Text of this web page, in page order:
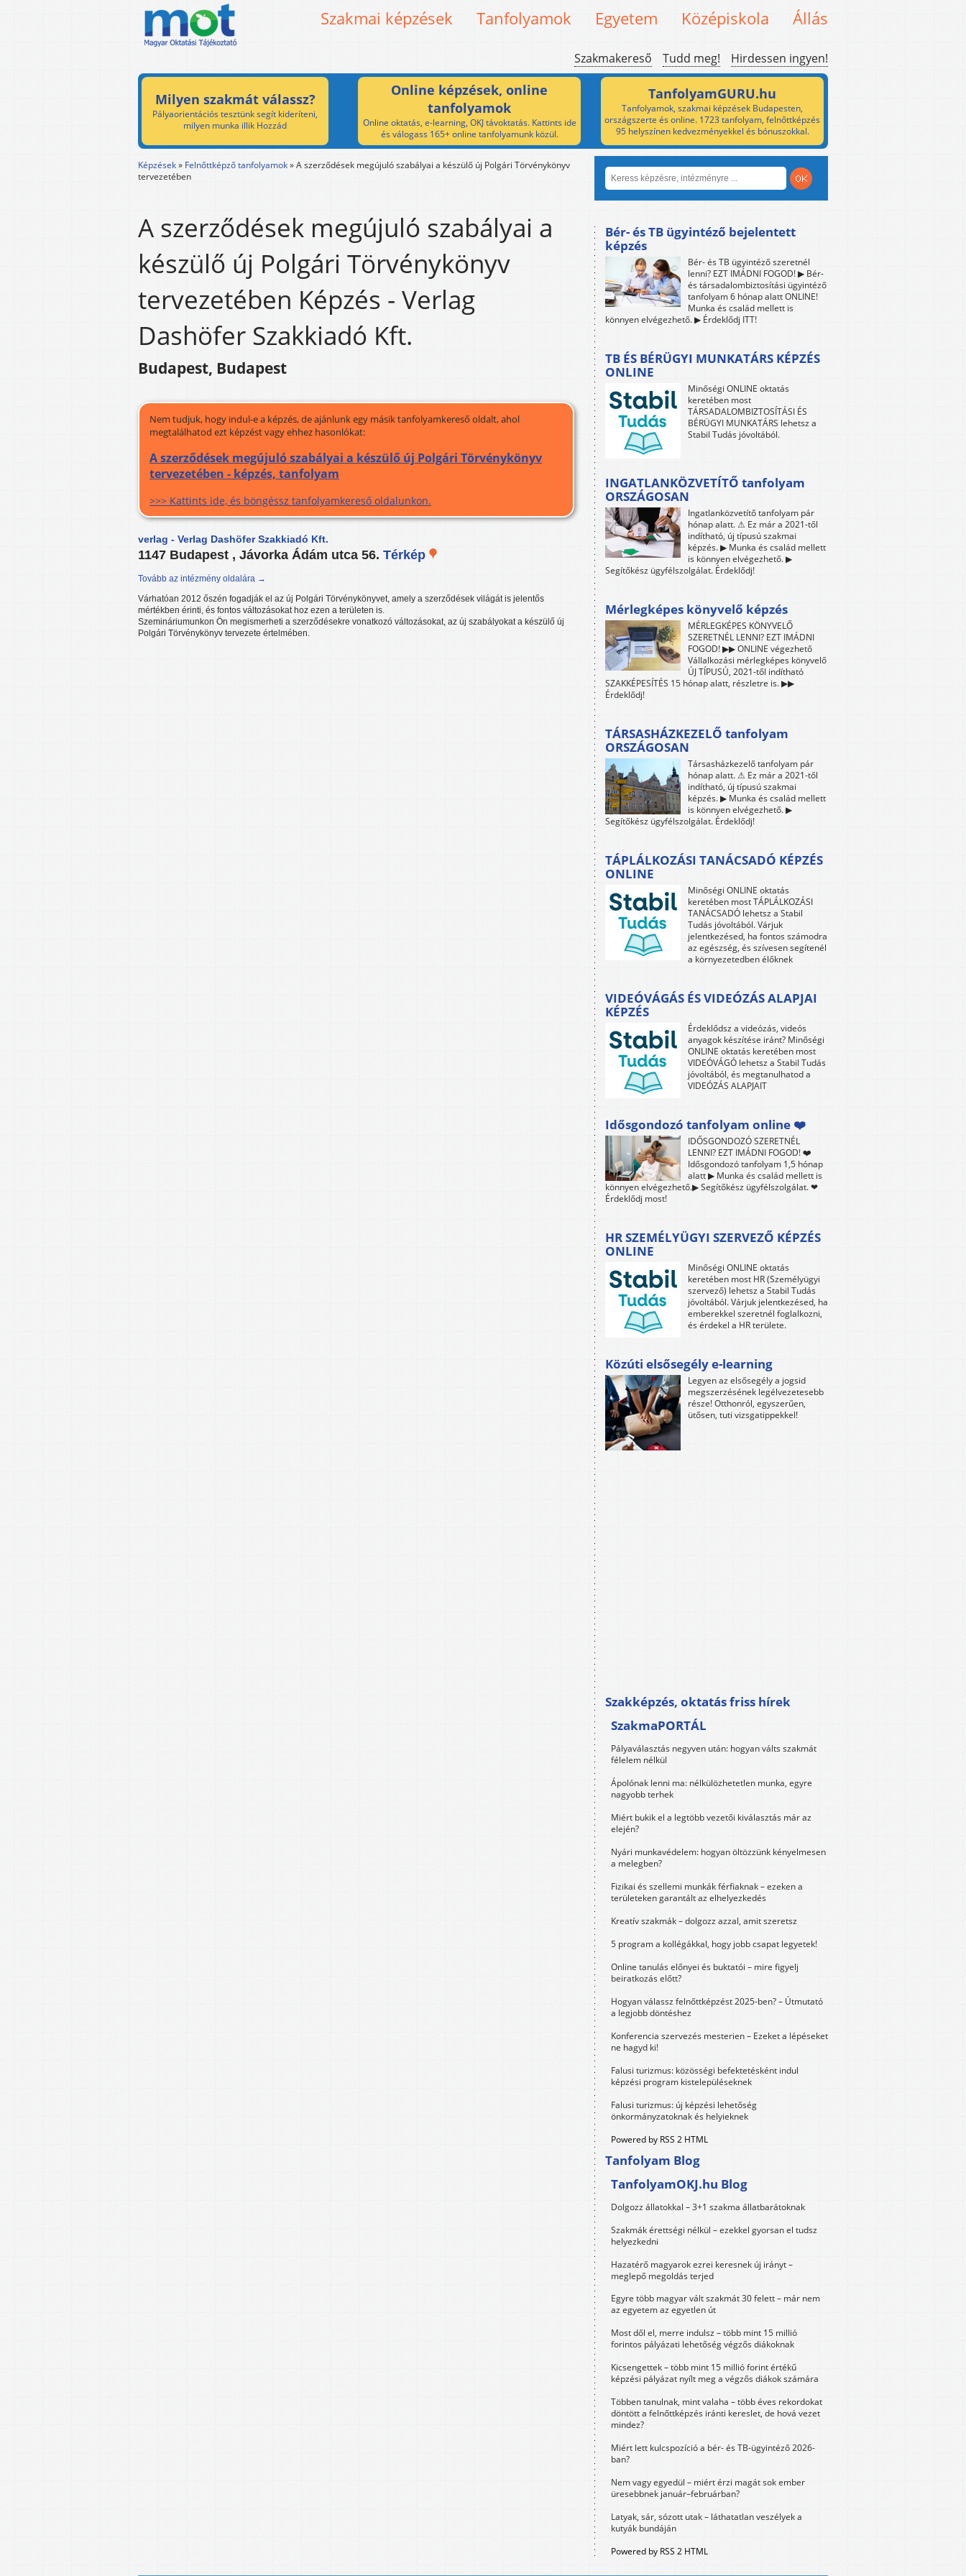
Szakmai képzések Tanfolyamok Egyetem Középiskola Állás
Szakmakereső Tudd meg! Hirdessen ingyen!
Milyen szakmát válassz?
Pályaorientációs tesztünk segít kideríteni,
milyen munka illik Hozzád
Online képzések, online
tanfolyamok
Online oktatás, e-learning, OKJ távoktatás. Kattints ide
és válogass 165+ online tanfolyamunk közül.
TanfolyamGURU.hu
Tanfolyamok, szakmai képzések Budapesten,
országszerte és online. 1723 tanfolyam, felnőttképzés
95 helyszínen kedvezményekkel és bónuszokkal.
Képzések» Felnőttképző tanfolyamok»A szerződések megújuló szabályai a készülő új Polgári Törvénykönyv
tervezetében
A szerződések megújuló szabályai a
készülő új Polgári Törvénykönyv
tervezetében Képzés - Verlag
Dashöfer Szakkiadó Kft.
Budapest, Budapest
Nem tudjuk, hogy indul-e a képzés, de ajánlunk egy másik tanfolyamkereső oldalt, ahol
megtalálhatod ezt képzést vagy ehhez hasonlókat:
A szerződések megújuló szabályai a készülő új Polgári Törvénykönyv
tervezetében - képzés, tanfolyam
>>> Kattints ide, és böngéssz tanfolyamkereső oldalunkon.
verlag - Verlag Dashöfer Szakkiadó Kft.
1147 Budapest , Jávorka Ádám utca 56. Térkép
Tovább az intézmény oldalára →
Várhatóan 2012 őszén fogadják el az új Polgári Törvénykönyvet, amely a szerződések világát is jelentős
mértékben érinti, és fontos változásokat hoz ezen a területen is.
Szemináriumunkon Ön megismerheti a szerződésekre vonatkozó változásokat, az új szabályokat a készülő új
Polgári Törvénykönyv tervezete értelmében.
Bér- és TB ügyintéző bejelentett
képzés
Bér- és TB ügyintéző szeretnél
lenni? EZT IMÁDNI FOGOD! ▶ Bér-
és társadalombiztosítási ügyintéző
tanfolyam 6 hónap alatt ONLINE!
Munka és család mellett is
könnyen elvégezhető. ▶ Érdeklődj ITT!
TB ÉS BÉRÜGYI MUNKATÁRS KÉPZÉS
ONLINE
Minőségi ONLINE oktatás
keretében most
TÁRSADALOMBIZTOSÍTÁSI ÉS
BÉRÜGYI MUNKATÁRS lehetsz a
Stabil Tudás jóvoltából.
INGATLANKÖZVETÍTŐ tanfolyam
ORSZÁGOSAN
Ingatlanközvetítő tanfolyam pár
hónap alatt. ⚠ Ez már a 2021-től
indítható, új típusú szakmai
képzés. ▶ Munka és család mellett
is könnyen elvégezhető. ▶
Segítőkész ügyfélszolgálat. Érdeklődj!
Mérlegképes könyvelő képzés
MÉRLEGKÉPES KÖNYVELŐ
SZERETNÉL LENNI? EZT IMÁDNI
FOGOD! ▶▶ ONLINE végezhető
Vállalkozási mérlegképes könyvelő
ÚJ TÍPUSÚ, 2021-től indítható
SZAKKÉPESÍTÉS 15 hónap alatt, részletre is. ▶▶
Érdeklődj!
TÁRSASHÁZKEZELŐ tanfolyam
ORSZÁGOSAN
Társasházkezelő tanfolyam pár
hónap alatt. ⚠ Ez már a 2021-től
indítható, új típusú szakmai
képzés. ▶ Munka és család mellett
is könnyen elvégezhető. ▶
Segítőkész ügyfélszolgálat. Érdeklődj!
TÁPLÁLKOZÁSI TANÁCSADÓ KÉPZÉS
ONLINE
Minőségi ONLINE oktatás
keretében most TÁPLÁLKOZÁSI
TANÁCSADÓ lehetsz a Stabil
Tudás jóvoltából. Várjuk
jelentkezésed, ha fontos számodra
az egészség, és szívesen segítenél
a környezetedben élőknek
VIDEÓVÁGÁS ÉS VIDEÓZÁS ALAPJAI
KÉPZÉS
Érdeklődsz a videózás, videós
anyagok készítése iránt? Minőségi
ONLINE oktatás keretében most
VIDEÓVÁGÓ lehetsz a Stabil Tudás
jóvoltából, és megtanulhatod a
VIDEÓZÁS ALAPJAIT
Idősgondozó tanfolyam online ❤️
IDŐSGONDOZÓ SZERETNÉL
LENNI? EZT IMÁDNI FOGOD! ❤️
Idősgondozó tanfolyam 1,5 hónap
alatt ▶ Munka és család mellett is
könnyen elvégezhető.▶ Segítőkész ügyfélszolgálat. ❤
Érdeklődj most!
HR SZEMÉLYÜGYI SZERVEZŐ KÉPZÉS
ONLINE
Minőségi ONLINE oktatás
keretében most HR (Személyügyi
szervező) lehetsz a Stabil Tudás
jóvoltából. Várjuk jelentkezésed, ha
emberekkel szeretnél foglalkozni,
és érdekel a HR területe.
Közúti elsősegély e-learning
Legyen az elsősegély a jogsid
megszerzésének legélvezetesebb
része! Otthonról, egyszerűen,
ütősen, tuti vizsgatippekkel!
Szakképzés, oktatás friss hírek
SzakmaPORTÁL
Pályaválasztás negyven után: hogyan válts szakmát
félelem nélkül
Ápolónak lenni ma: nélkülözhetetlen munka, egyre
nagyobb terhek
Miért bukik el a legtöbb vezetői kiválasztás már az
elején?
Nyári munkavédelem: hogyan öltözzünk kényelmesen
a melegben?
Fizikai és szellemi munkák férfiaknak – ezeken a
területeken garantált az elhelyezkedés
Kreatív szakmák – dolgozz azzal, amit szeretsz
5 program a kollégákkal, hogy jobb csapat legyetek!
Online tanulás előnyei és buktatói – mire figyelj
beiratkozás előtt?
Hogyan válassz felnőttképzést 2025-ben? – Útmutató
a legjobb döntéshez
Konferencia szervezés mesterien – Ezeket a lépéseket
ne hagyd ki!
Falusi turizmus: közösségi befektetésként indul
képzési program kistelepüléseknek
Falusi turizmus: új képzési lehetőség
önkormányzatoknak és helyieknek
Powered by RSS 2 HTML
Tanfolyam Blog
TanfolyamOKJ.hu Blog
Dolgozz állatokkal – 3+1 szakma állatbarátoknak
Szakmák érettségi nélkül – ezekkel gyorsan el tudsz
helyezkedni
Hazatérő magyarok ezrei keresnek új irányt –
meglepő megoldás terjed
Egyre több magyar vált szakmát 30 felett – már nem
az egyetem az egyetlen út
Most dől el, merre indulsz – több mint 15 millió
forintos pályázati lehetőség végzős diákoknak
Kicsengettek – több mint 15 millió forint értékű
képzési pályázat nyílt meg a végzős diákok számára
Többen tanulnak, mint valaha – több éves rekordokat
döntött a felnőttképzés iránti kereslet, de hová vezet
mindez?
Miért lett kulcspozíció a bér- és TB-ügyintéző 2026-
ban?
Nem vagy egyedül – miért érzi magát sok ember
üresebbnek január–februárban?
Latyak, sár, sózott utak – láthatatlan veszélyek a
kutyák bundáján
Powered by RSS 2 HTML